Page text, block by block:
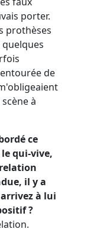
porter.
prothèses
de
à
ce
qui-vive,
il y a
à lui
?